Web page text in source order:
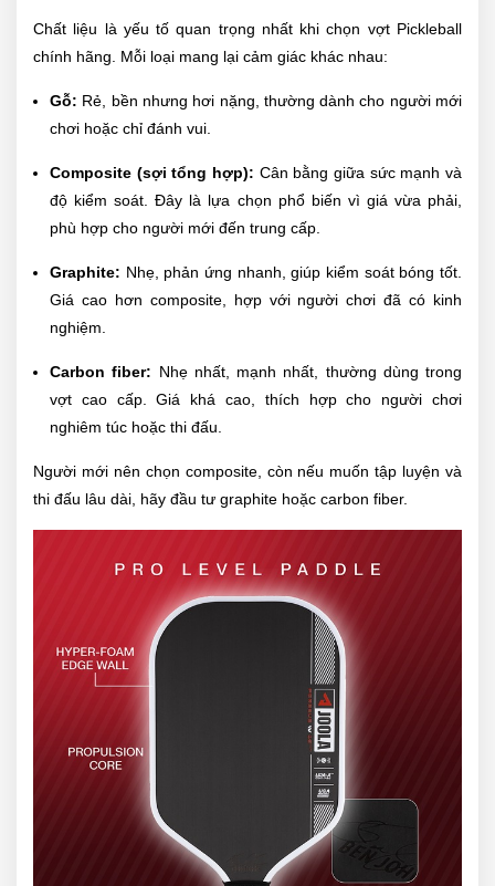
Chất liệu là yếu tố quan trọng nhất khi chọn vợt Pickleball
chính hãng. Mỗi loại mang lại cảm giác khác nhau:
Gỗ: Rẻ, bền nhưng hơi nặng, thường dành cho người mới
chơi hoặc chỉ đánh vui.
Composite (sợi tổng hợp): Cân bằng giữa sức mạnh và
độ kiểm soát. Đây là lựa chọn phổ biến vì giá vừa phải,
phù hợp cho người mới đến trung cấp.
Graphite: Nhẹ, phản ứng nhanh, giúp kiểm soát bóng tốt.
Giá cao hơn composite, hợp với người chơi đã có kinh
nghiệm.
Carbon fiber: Nhẹ nhất, mạnh nhất, thường dùng trong
vợt cao cấp. Giá khá cao, thích hợp cho người chơi
nghiêm túc hoặc thi đấu.
Người mới nên chọn composite, còn nếu muốn tập luyện và
thi đấu lâu dài, hãy đầu tư graphite hoặc carbon fiber.